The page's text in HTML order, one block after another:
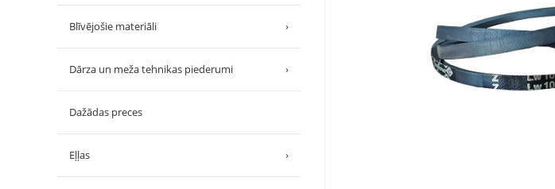
Blīvējošie materiāli ›
Dārza un meža tehnikas piederumi ›
Dažādas preces
Eļļas ›